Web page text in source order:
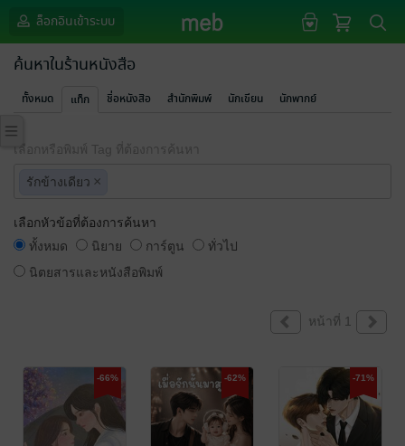
ล็อกอินเข้าระบบ
ค้นหาในร้านหนังสือ
ทั้งหมด แท็ก ชื่อหนังสือ สำนักพิมพ์ นักเขียน นักพากย์
เลือกหรือพิมพ์ Tag ที่ต้องการค้นหา
รักข้างเดียว ×
เลือกหัวข้อที่ต้องการค้นหา
ทั้งหมด
นิยาย การ์ตูน
ทั่วไป
นิตยสารและหนังสือพิมพ์
หน้าที่ 1
-66% -62% -71%